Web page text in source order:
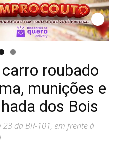
roubado
munições e
dos Bois
da BR-101, em frente à